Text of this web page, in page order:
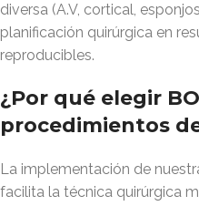
diversa (A.V, cortical,
planificación quirúrgica en
reproducibles.
¿Por qué elegir
procedimientos
La implementación de
facilita la técnica quirúrgica